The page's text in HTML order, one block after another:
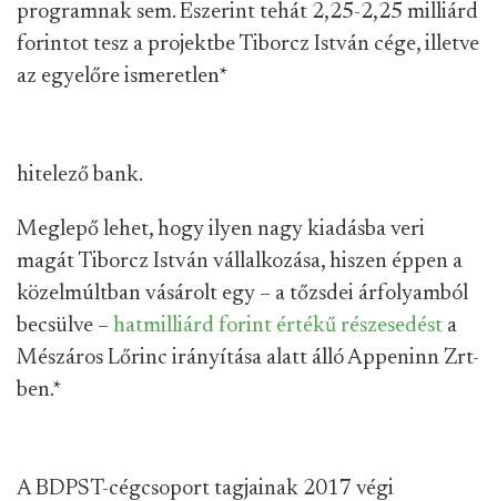
programnak sem. Eszerint tehát 2,25-2,25 milliárd
forintot tesz a projektbe Tiborcz István cége, illetve
az egyelőre ismeretlen*
hitelező bank.
Meglepő lehet, hogy ilyen nagy kiadásba veri
magát Tiborcz István vállalkozása, hiszen éppen a
közelmúltban vásárolt egy – a tőzsdei árfolyamból
becsülve – hatmilliárd forint értékű részesedést a
Mészáros Lőrinc irányítása alatt álló Appeninn Zrt-
ben.*
A BDPST-cégcsoport tagjainak 2017 végi